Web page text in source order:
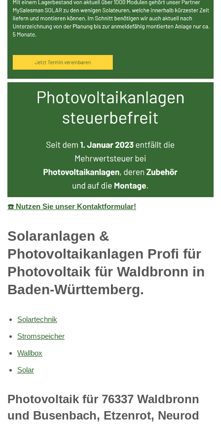
☎️ Nutzen Sie unser Kontaktformular!
Solaranlagen &
Photovoltaikanlagen Profi für
Photovoltaik für Waldbronn in
Baden-Württemberg.
Solartechnik
Stromspeicher
Wallbox
Solar
Photovoltaik für 76337 Waldbronn
und Busenbach, Etzenrot, Neurod